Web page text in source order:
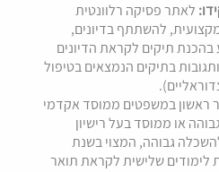
לאתר פסיקה רלוונטית
להשתתף בדיונים,
תיקים לקראת הדיונים
בתיקים הנמצאים בטיפול
ראשון במשפטים ממוסד אקדמי
או ממוסד בעל רישיון
גבוהה, המצוי בשנת
לימודים שלישית לקראת תואר